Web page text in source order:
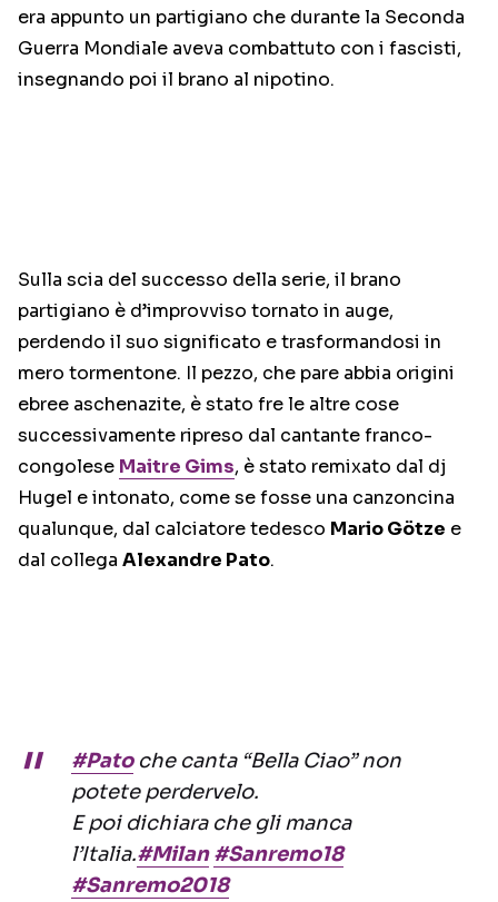
era appunto un partigiano che durante la Seconda
Guerra Mondiale aveva combattuto con i fascisti,
insegnando poi il brano al nipotino.
Sulla scia del successo della serie, il brano
partigiano è d’improvviso tornato in auge,
perdendo il suo significato e trasformandosi in
mero tormentone. Il pezzo, che pare abbia origini
ebree aschenazite, è stato fre le altre cose
successivamente ripreso dal cantante franco-
congolese Maitre Gims, è stato remixato dal dj
Hugel e intonato, come se fosse una canzoncina
qualunque, dal calciatore tedesco MarioGötze e
dal collega Alexandre Pato.
#Patoche canta “Bella Ciao” non
potete perdervelo.
E poi dichiara che gli manca
l’Italia.#Milan #Sanremo18
#Sanremo2018